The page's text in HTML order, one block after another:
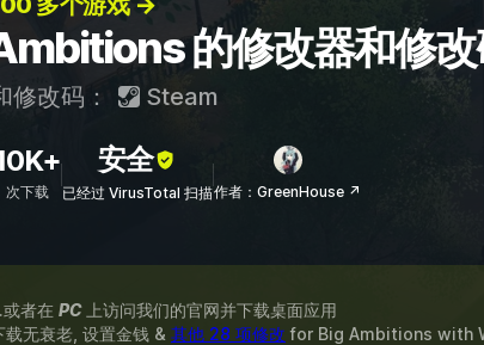
的修改器和修
修改码： Steam
次下载
安全
已经过 VirusTotal 扫描作者：GreenHouse ↗
或者在 PC上访问我们的官网并下载桌面应用
载无衰老, 设置金钱 & 其他 28 项修改 for Big Ambitions with